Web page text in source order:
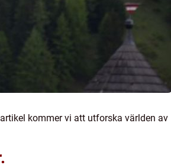
kommer vi att utforska världen av